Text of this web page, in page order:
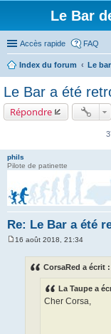
Le Bar
Accès rapide FAQ
Index du forum Le
Le Bar a été
Répondre
phils
Pilote de patinette
Re: Le Bar a été
16 août 2018, 21:34
CorsaRed a écrit :
La Taupe a
Cher Corsa,